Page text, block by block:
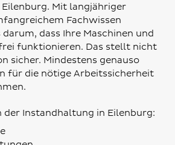
Mit langjähriger
Fachwissen
dass Ihre Maschinen und
funktionieren. Das stellt nicht
sicher. Mindestens genauso
für die nötige Arbeitssicherheit
der Instandhaltung in Eilenburg: